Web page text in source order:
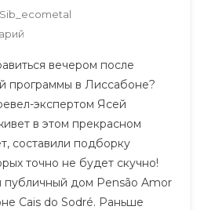
Sib_ecometal
К
Баров
Для
Отличного
Вечера
В
Лиссабоне!
вечером после
программы в Лиссабоне?
экспертом Ясей
в этом прекрасном
составили подборку
точно не будет скучно!
публичный дом Pensão Amor
Cais do Sodré. Раньше